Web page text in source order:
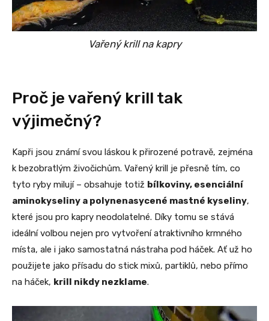
Vařený krill na kapry
Proč je vařený krill tak
výjimečný?
Kapři jsou známí svou láskou k přirozené potravě, zejména
k bezobratlým živočichům. Vařený krill je přesně tím, co
tyto ryby milují – obsahuje totiž bílkoviny, esenciální
aminokyseliny a polynenasycené mastné kyseliny,
které jsou pro kapry neodolatelné. Díky tomu se stává
ideální volbou nejen pro vytvoření atraktivního krmného
místa, ale i jako samostatná nástraha pod háček. Ať už ho
použijete jako přísadu do stick mixů, partiklů, nebo přímo
na háček, krill nikdy nezklame.